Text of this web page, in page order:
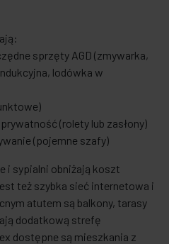
sprzęty AGD (zmywarka,
lodówka w
(rolety lub zasłony)
(pojemne szafy)
i sypialni obniżają koszt
też szybka sieć internetowa i
atutem są balkony, tarasy
dodatkową strefę
dostępne są mieszkania z